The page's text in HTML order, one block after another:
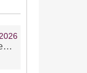
Ужасно читает. Ну зевать то зачем. Уже не говорю, что ударения ставит, как хочет.